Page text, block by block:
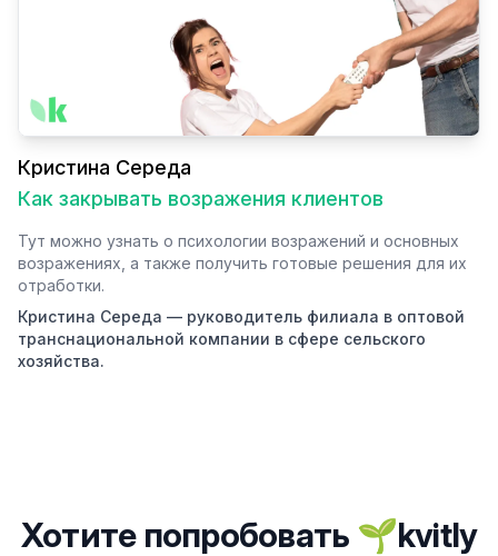
Кристина Середа
Как закрывать возражения клиентов
Тут можно узнать о психологии возражений и основных
возражениях, а также получить готовые решения для их
отработки.
Кристина Середа — руководитель филиала в оптовой
транснациональной компании в сфере сельского
хозяйства.
Хотите попробовать 🌱kvitly